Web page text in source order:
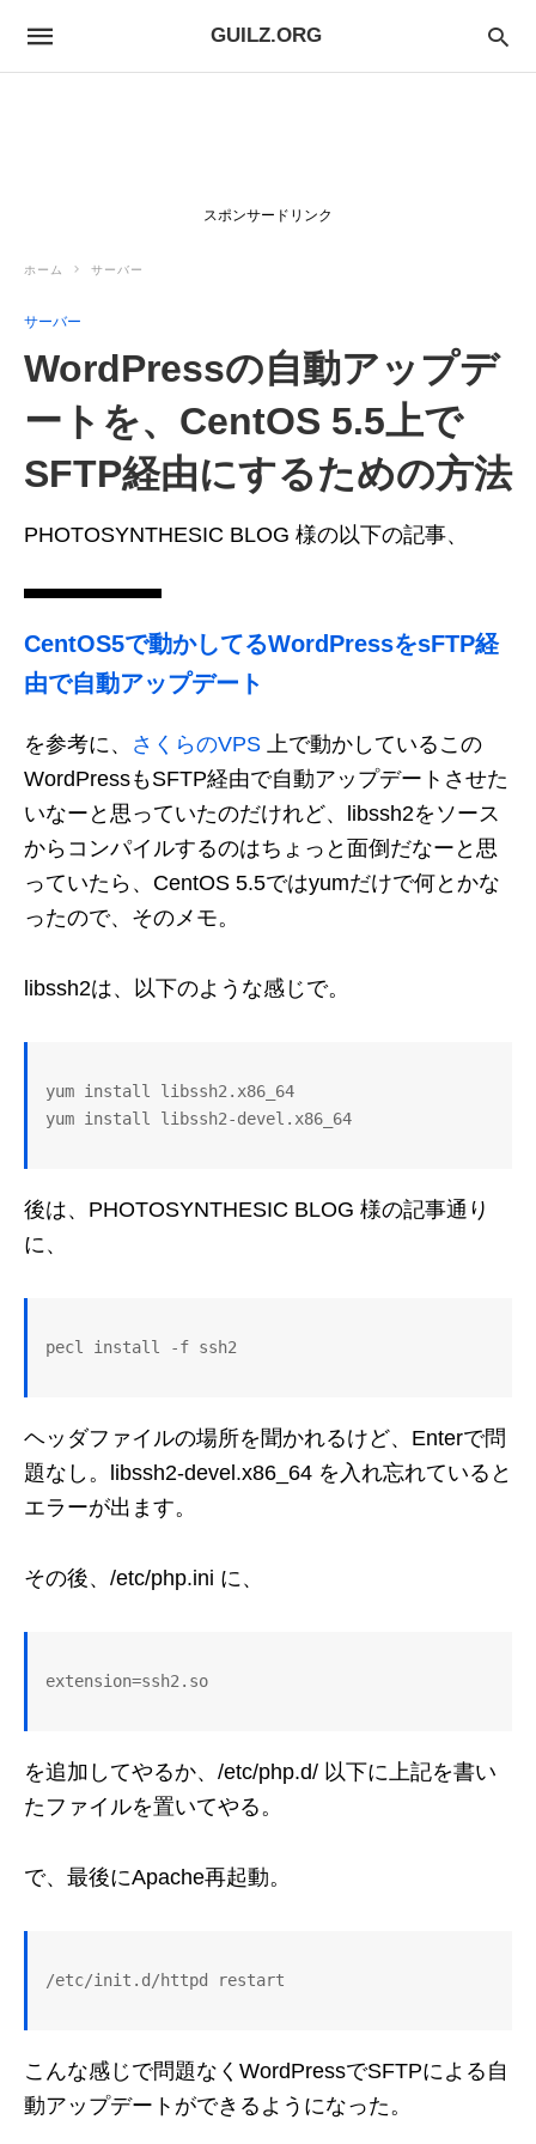
GUILZ.ORG
スポンサードリンク
ホーム サーバー
サーバー
WordPressの自動アップデ
ートを、CentOS 5.5上で
SFTP経由にするための方法
PHOTOSYNTHESIC BLOG 様の以下の記事、
CentOS5で動かしてるWordPressをsFTP経
由で自動アップデート
を参考に、 さくらのVPS 上で動かしているこの
WordPressもSFTP経由で自動アップデートさせた
いなーと思っていたのだけれど、libssh2をソース
からコンパイルするのはちょっと面倒だなーと思
っていたら、CentOS 5.5ではyumだけで何とかな
ったので、そのメモ。
libssh2は、以下のような感じで。
yum install libssh2.x86_64
yum install libssh2-devel.x86_64
後は、PHOTOSYNTHESIC BLOG 様の記事通り
に、
pecl install -f ssh2
ヘッダファイルの場所を聞かれるけど、Enterで問
題なし。libssh2-devel.x86_64 を入れ忘れていると
エラーが出ます。
その後、/etc/php.ini に、
extension=ssh2.so
を追加してやるか、/etc/php.d/ 以下に上記を書い
たファイルを置いてやる。
で、最後にApache再起動。
/etc/init.d/httpd restart
こんな感じで問題なくWordPressでSFTPによる自
動アップデートができるようになった。